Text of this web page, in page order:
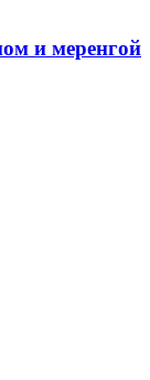
и меренгой